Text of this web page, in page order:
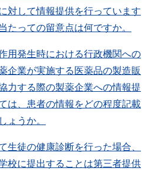
対して情報提供を行っています
たっての留意点は何ですか。
用発生時における行政機関への
企業が実施する医薬品の製造販
力する際の製薬企業への情報提
は、患者の情報をどの程度記載
ょうか。
生徒の健康診断を行った場合、
校に提出することは第三者提供